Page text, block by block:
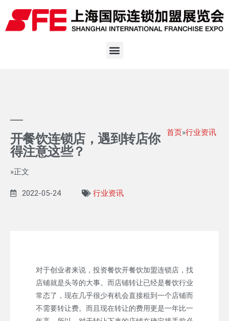
开餐饮连锁店，遇到转店你
得注意这些？
首页»行业资讯
»正文
2022-05-24 行业资讯
对于创业者来说，投资餐饮开餐饮加盟连锁店，找
店铺就是头等的大事。而店铺转让已经是餐饮行业
常态了，现在几乎很少有机会直接租到一个店铺而
不需要转让费。而且现在转让的费用更是一年比一